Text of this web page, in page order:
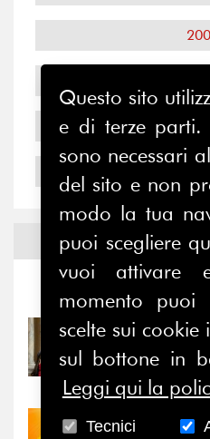
2005
Notizie
Notizie
31/07/2026
Prima della
il valore di...
30/07/2026
Questo sito
e di terze parti.
sono necessari
del sito e non
modo la tua
puoi scegliere
vuoi attivare
momento puoi
scelte sui cookie
sul bottone in
Leggi qui la
Tecnici